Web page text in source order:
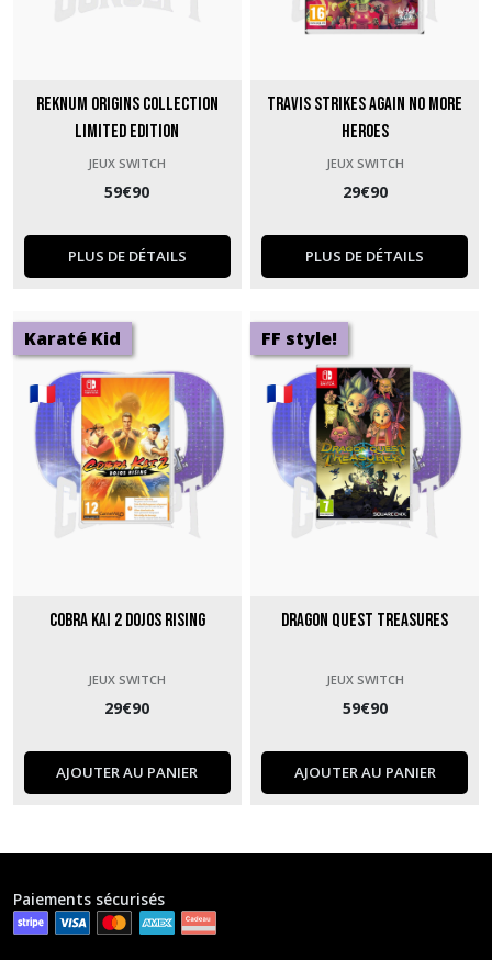
Reknum Origins Collection
Limited Edition
JEUX SWITCH
59€90
PLUS DE DÉTAILS
Travis Strikes Again No More
Heroes
JEUX SWITCH
29€90
PLUS DE DÉTAILS
Karaté Kid
Cobra Kai 2 Dojos rising
JEUX SWITCH
29€90
AJOUTER AU PANIER
FF style!
Dragon Quest Treasures
JEUX SWITCH
59€90
AJOUTER AU PANIER
Paiements sécurisés